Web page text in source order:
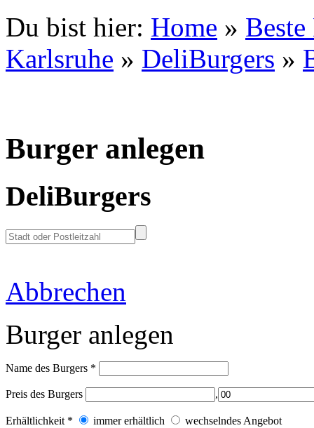
Du bist hier: Home »
Karlsruhe » DeliBurgers »
Burger anlegen
DeliBurgers
Abbrechen
Burger anlegen
Name des Burgers *
Preis des Burgers ,
Erhältlichkeit * immer erhältlich wechselndes Angebot